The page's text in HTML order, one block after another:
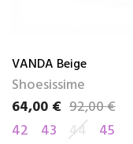
VANDA Beige
Shoesissime
Prix
64,00 €
Prix de base92,00 €
42
43 44 45